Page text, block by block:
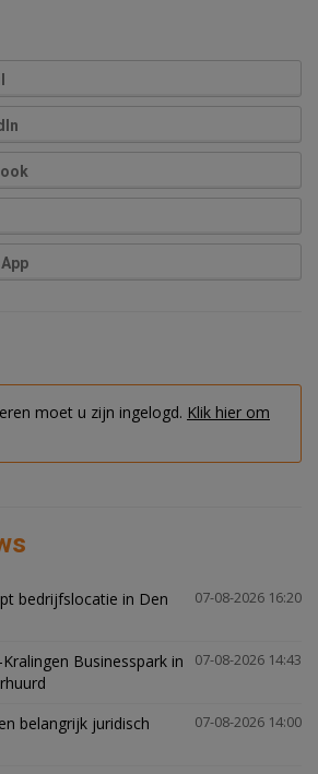
moet u zijn ingelogd. Klik hier om
07-08-2026 16:20
bedrijfslocatie in Den
07-08-2026 14:43
Businesspark in
07-08-2026 14:00
belangrijk juridisch